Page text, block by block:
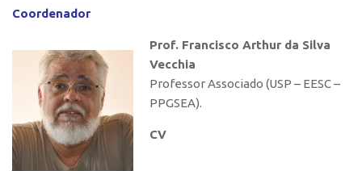
Teses
Dissertações
Artigos Publicados
Pesquisadores
Estação Climatológica
Coordenador
Prof. Francisco Arthur da Silva
Vecchia
Professor Associado (USP – EESC –
PPGSEA).
CV